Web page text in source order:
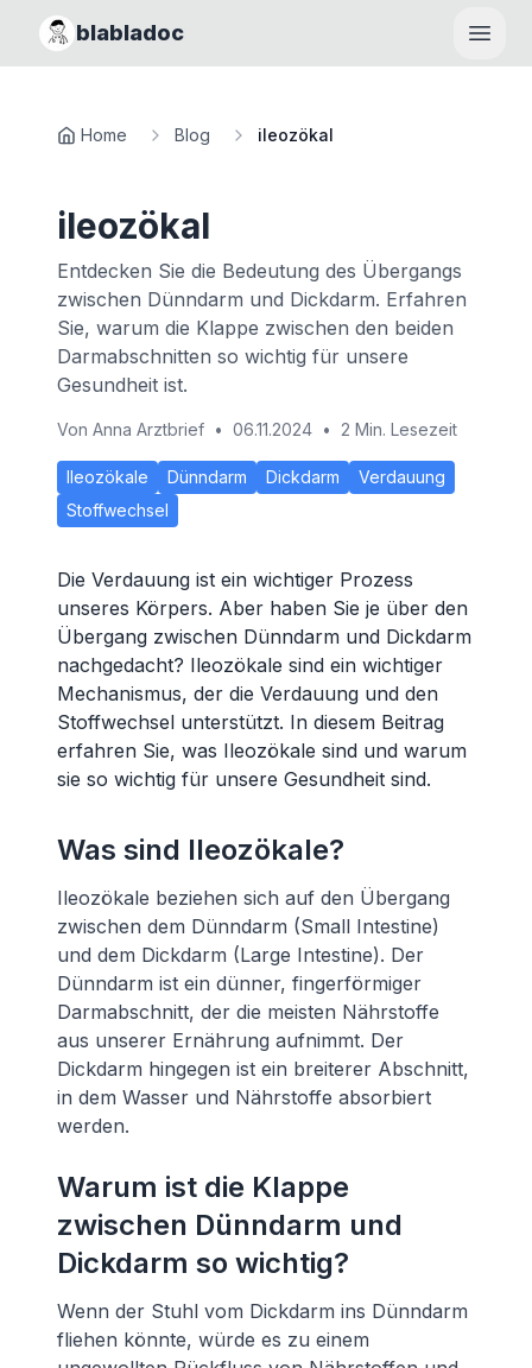
blabladoc
Home Blog ileozökal
ileozökal
Entdecken Sie die Bedeutung des Übergangs
zwischen Dünndarm und Dickdarm. Erfahren
Sie, warum die Klappe zwischen den beiden
Darmabschnitten so wichtig für unsere
Gesundheit ist.
Von Anna Arztbrief • 06.11.2024 • 2 Min. Lesezeit
Ileozökale Dünndarm Dickdarm
Verdauung
Stoffwechsel
Die Verdauung ist ein wichtiger Prozess
unseres Körpers. Aber haben Sie je über den
Übergang zwischen Dünndarm und Dickdarm
nachgedacht? Ileozökale sind ein wichtiger
Mechanismus, der die Verdauung und den
Stoffwechsel unterstützt. In diesem Beitrag
erfahren Sie, was Ileozökale sind und warum
sie so wichtig für unsere Gesundheit sind.
Was sind Ileozökale?
Ileozökale beziehen sich auf den Übergang
zwischen dem Dünndarm (Small Intestine)
und dem Dickdarm (Large Intestine). Der
Dünndarm ist ein dünner, fingerförmiger
Darmabschnitt, der die meisten Nährstoffe
aus unserer Ernährung aufnimmt. Der
Dickdarm hingegen ist ein breiterer Abschnitt,
in dem Wasser und Nährstoffe absorbiert
werden.
Warum ist die Klappe
zwischen Dünndarm und
Dickdarm so wichtig?
Wenn der Stuhl vom Dickdarm ins Dünndarm
fliehen könnte, würde es zu einem